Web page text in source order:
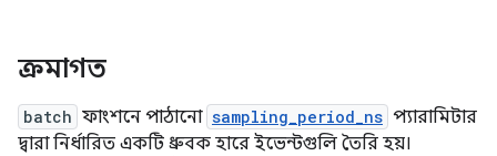
ক্রমাগত
batch ফাংশনে পাঠানো sampling_period_ns প্যারামিটার
দ্বারা নির্ধারিত একটি ধ্রুবক হারে ইভেন্টগুলি তৈরি হয়।